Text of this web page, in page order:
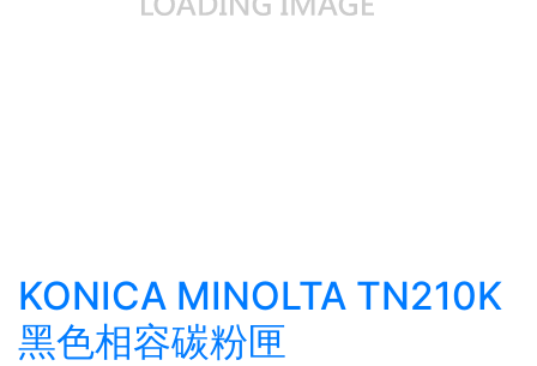
KONICA MINOLTA TN210K
黑色相容碳粉匣